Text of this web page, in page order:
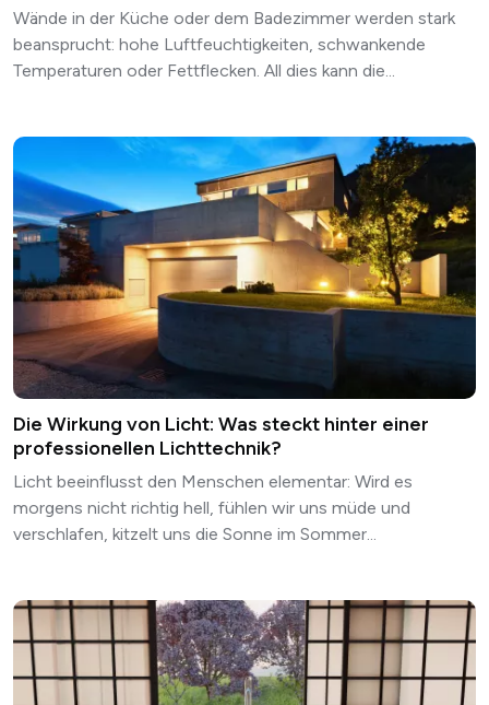
Wände in der Küche oder dem Badezimmer werden stark
beansprucht: hohe Luftfeuchtigkeiten, schwankende
Temperaturen oder Fettflecken. All dies kann die...
Die Wirkung von Licht: Was steckt hinter einer
professionellen Lichttechnik?
Licht beeinflusst den Menschen elementar: Wird es
morgens nicht richtig hell, fühlen wir uns müde und
verschlafen, kitzelt uns die Sonne im Sommer...